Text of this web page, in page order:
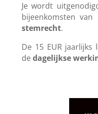
Je wordt
bijeenkomsten
stemrecht.
De 15 EUR
dedagelijkse